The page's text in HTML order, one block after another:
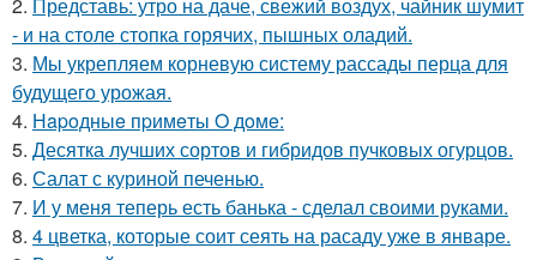
2. Представь: утро на даче, свежий воздух, чайник шумит
- и на столе стопка горячих, пышных оладий.
3. Мы укрепляем корневую систему рассады перца для
будущего урожая.
4. Нapoдныe пpимeты O дoмe:
5. Десятка лучших сортов и гибридов пучковых огурцов.
6. Салат с куриной печенью.
7. И у меня теперь есть банька - сделал своими руками.
8. 4 цветка, которые соит сеять на расаду уже в январе.